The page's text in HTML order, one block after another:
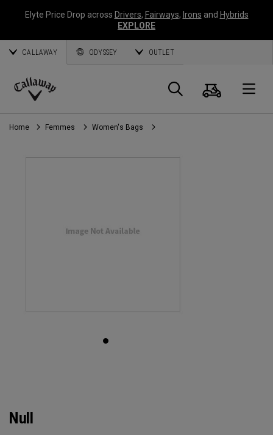
Elyte Price Drop across Drivers, Fairways, Irons and Hybrids
EXPLORE
CALLAWAY ODYSSEY OUTLET
Callaway
Golf
Panier
Home Femmes Women's Bags
Null